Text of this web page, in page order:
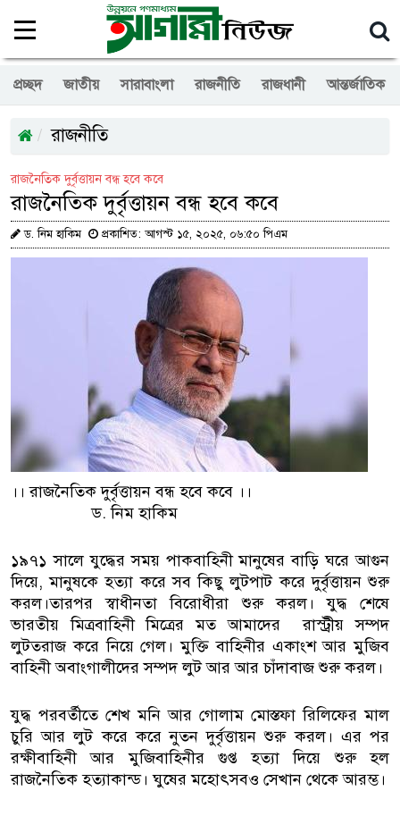
প্রচ্ছদ জাতীয় সারাবাংলা রাজনীতি রাজধানী আন্তর্জাতিক
রাজনীতি
রাজনৈতিক দুর্বৃত্তায়ন বন্ধ হবে কবে
রাজনৈতিক দুর্বৃত্তায়ন বন্ধ হবে কবে
ড. নিম হাকিম প্রকাশিত: আগস্ট ১৫, ২০২৫, ০৬:৫০ পিএম
।। রাজনৈতিক দুর্বৃত্তায়ন বন্ধ হবে কবে ।।
ড. নিম হাকিম
১৯৭১ সালে যুদ্ধের সময় পাকবাহিনী মানুষের বাড়ি ঘরে আগুন
দিয়ে, মানুষকে হত্যা করে সব কিছু লুটপাট করে দুর্বৃত্তায়ন শুরু
করল।তারপর স্বাধীনতা বিরোধীরা শুরু করল। যুদ্ধ শেষে
ভারতীয় মিত্রবাহিনী মিত্রের মত আমাদের রাস্ট্রীয় সম্পদ
লুটতরাজ করে নিয়ে গেল। মুক্তি বাহিনীর একাংশ আর মুজিব
বাহিনী অবাংগালীদের সম্পদ লুট আর আর চাঁদাবাজ শুরু করল।
যুদ্ধ পরবর্তীতে শেখ মনি আর গোলাম মোস্তফা রিলিফের মাল
চুরি আর লুট করে করে নুতন দুর্বৃত্তায়ন শুরু করল। এর পর
রক্ষীবাহিনী আর মুজিবাহিনীর গুপ্ত হত্যা দিয়ে শুরু হল
রাজনৈতিক হত্যাকান্ড। ঘুষের মহোৎসবও সেখান থেকে আরম্ভ।